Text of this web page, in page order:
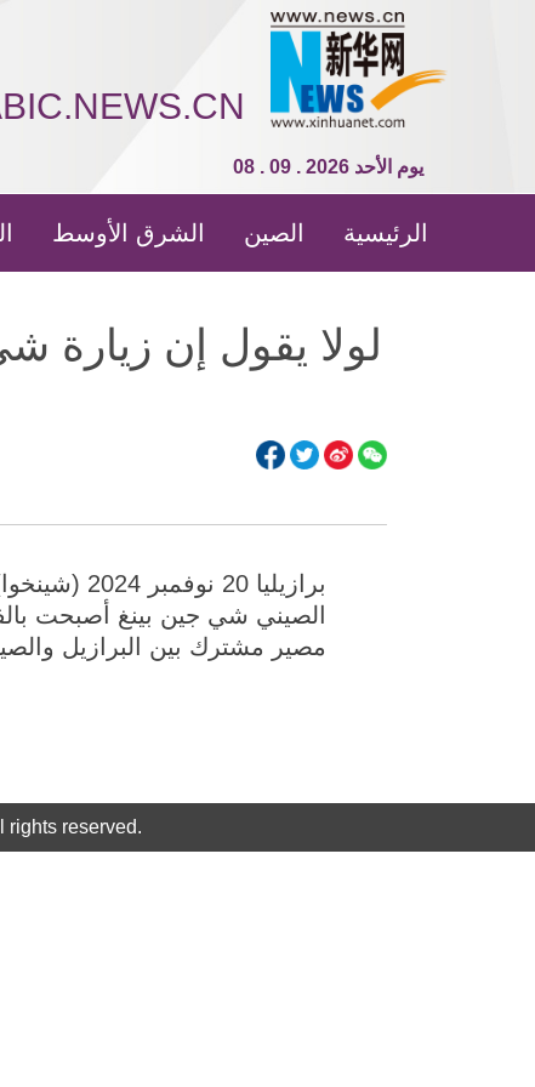
08 . 09 . 2026 يوم الأحد
الرئيسية الصين الشرق الأوسط
لولا يقول إن زيارة
برازيليا
الصيني شي جين بينغ أصبحت
مصير مشترك بين البرازيل
rights reserved.